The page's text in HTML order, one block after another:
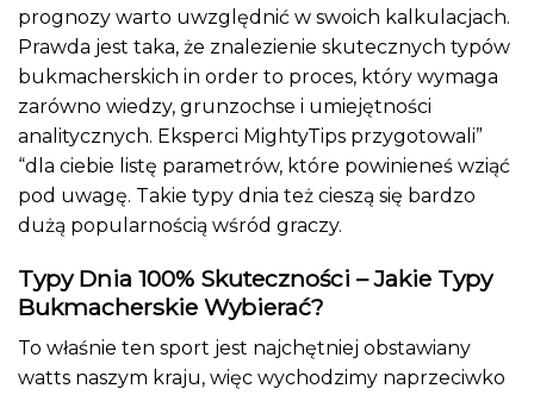
prognozy warto uwzględnić w swoich kalkulacjach.
Prawda jest taka, że znalezienie skutecznych typów
bukmacherskich in order to proces, który wymaga
zarówno wiedzy, grunzochse i umiejętności
analitycznych. Eksperci MightyTips przygotowali”
“dla ciebie listę parametrów, które powinieneś wziąć
pod uwagę. Takie typy dnia też cieszą się bardzo
dużą popularnością wśród graczy.
Typy Dnia 100% Skuteczności – Jakie Typy
Bukmacherskie Wybierać?
To właśnie ten sport jest najchętniej obstawiany
watts naszym kraju, więc wychodzimy naprzeciwko